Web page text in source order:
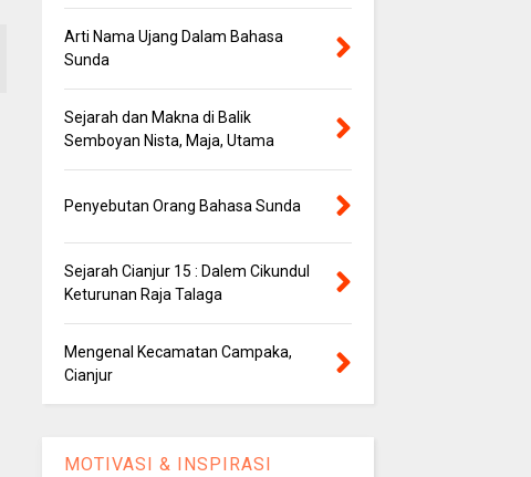
Arti Nama Ujang Dalam Bahasa
Sunda
Sejarah dan Makna di Balik
Semboyan Nista, Maja, Utama
Penyebutan Orang Bahasa Sunda
Sejarah Cianjur 15 : Dalem Cikundul
Keturunan Raja Talaga
Mengenal Kecamatan Campaka,
Cianjur
MOTIVASI & INSPIRASI